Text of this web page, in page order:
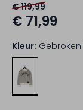
€ 119,99
€ 71,99
Kleur: Gebroken